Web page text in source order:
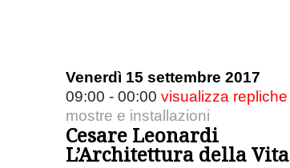
Venerdì 15 settembre 2017
09:00 - 00:00 visualizza repliche
mostre e installazioni
Cesare Leonardi
L’Architettura della Vita